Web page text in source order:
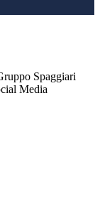
Spaggiari
Media